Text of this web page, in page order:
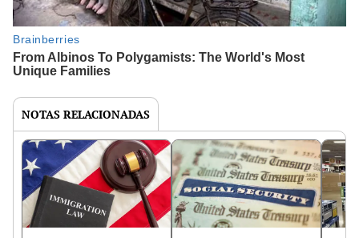
NOTAS RELACIONADAS